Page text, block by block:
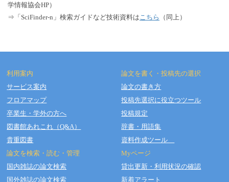
学情報協会HP）
⇒「SciFinder-n」検索ガイドなど技術資料は こちら （同上）
利用案内
サービス案内
フロアマップ
卒業生・学外の方へ
図書館あれこれ（Q&A）
貴重図書
論文を検索・読む・管理
国内雑誌の論文検索
国外雑誌の論文検索
論文を書く・投稿先の選択
論文の書き方
投稿先選択に役立つツール
投稿規定
辞書・用語集
資料作成ツール
Myページ
貸出更新・利用状況の確認
新着アラート
Copyright © OSAKA DENTAL UNIVERSITY LIBRARY All Rights Reserved.